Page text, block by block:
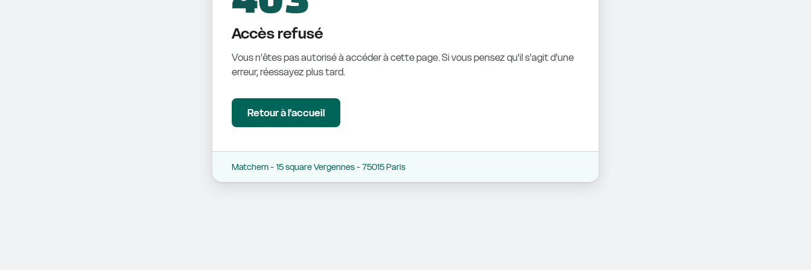
Accès refusé
Vous n'êtes pas autorisé à accéder à cette page. Si vous pensez qu'il s'agit d'une
erreur, réessayez plus tard.
Retour à l'accueil
Matchem - 15 square Vergennes - 75015 Paris